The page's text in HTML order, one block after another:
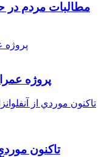
مطالبات مردم در
247 پروژه
تاکنون